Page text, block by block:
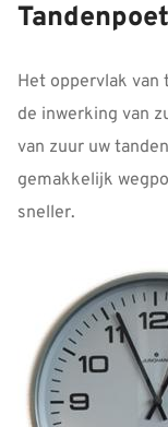
Het oppervlak van
de inwerking van
van zuur uw
gemakkelijk
sneller.